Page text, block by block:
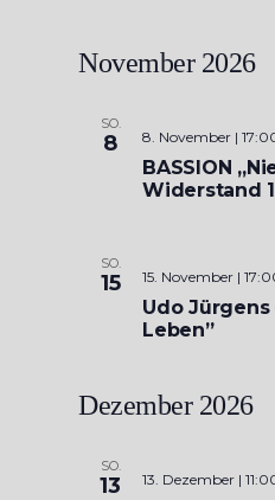
November 2026
SO.
8 8. November |
BASSION
Widerstand
SO.
15 15. November |
Udo Jürgens
Leben”
Dezember 2026
SO.
13 13. Dezember |